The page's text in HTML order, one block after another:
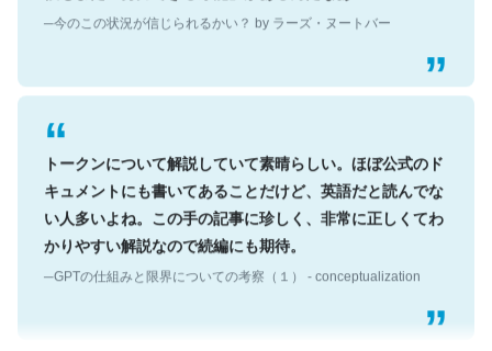
─今のこの状況が信じられるかい？ by ラーズ・ヌートバー
トークンについて解説していて素晴らしい。ほぼ公式のド
キュメントにも書いてあることだけど、英語だと読んでな
い人多いよね。この手の記事に珍しく、非常に正しくてわ
かりやすい解説なので続編にも期待。
─GPTの仕組みと限界についての考察（１） - conceptualization